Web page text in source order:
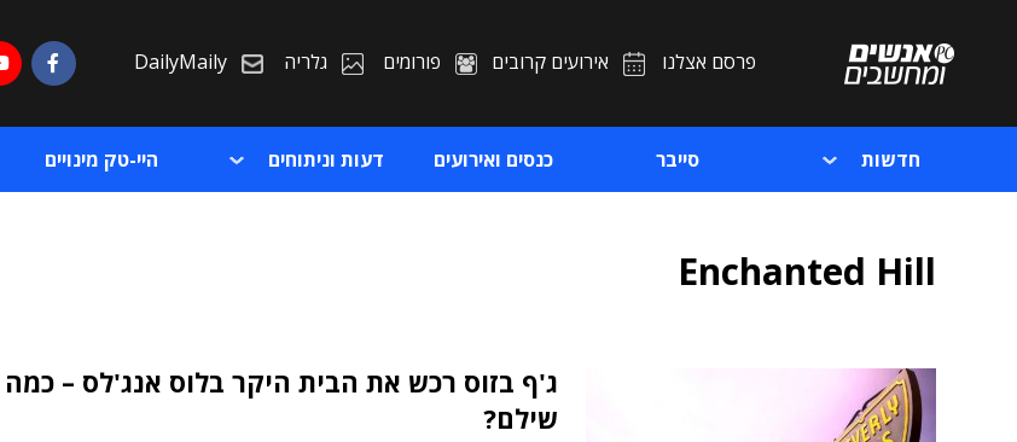
פרסם אצלנו אירועים קרובים פורומים גלריה DailyMaily
חדשות סייבר כנסים ואירועים דעות וניתוחים היי-טק מינויים
Enchanted Hill
ג'ף בזוס רכש את הבית היקר בלוס אנג'לס – כמה
שילם?